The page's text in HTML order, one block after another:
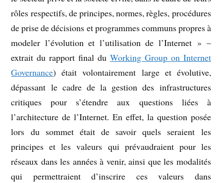
rôles respectifs, de principes, normes, règles, procédures
de prise de décisions et programmes communs propres à
modeler l’évolution et l’utilisation de l’Internet » –
extrait du rapport final du Working Group on Internet
Governance) était volontairement large et évolutive,
dépassant le cadre de la gestion des infrastructures
critiques pour s’étendre aux questions liées à
l’architecture de l’Internet. En effet, la question posée
lors du sommet était de savoir quels seraient les
principes et les valeurs qui prévaudraient pour les
réseaux dans les années à venir, ainsi que les modalités
qui permettraient d’inscrire ces valeurs dans